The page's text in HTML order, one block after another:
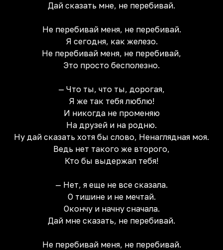
Дай сказать мне, не перебивай.
Не перебивай меня, не перебивай.
Я сегодня, как железо.
Не перебивай меня, не перебивай,
Это просто бесполезно.
— Что ты, что ты, дорогая,
Я же так тебя люблю!
И никогда не променяю
На друзей и на родню.
Ну дай сказать хотя бы слово, Ненаглядная моя.
Ведь нет такого же второго,
Кто бы выдержал тебя!
— Нет, я еще не все сказала.
О тишине и не мечтай.
Окончу и начну сначала.
Дай мне сказать, не перебивай.
Не перебивай меня, не перебивай.